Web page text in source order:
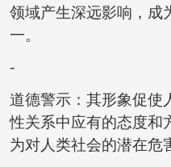
领域产生深远影响，成
一。
-
道德警示：其形象促使
性关系中应有的态度和
为对人类社会的潜在危